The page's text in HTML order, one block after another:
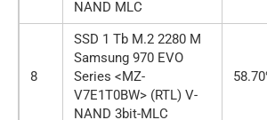
NAND MLC
8
SSD 1 Tb M.2 2280 M
Samsung 970 EVO
Series <MZ-
V7E1T0BW> (RTL) V-
NAND 3bit-MLC